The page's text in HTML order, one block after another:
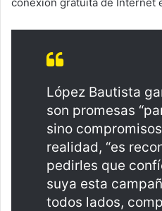
López Bautista
son promesas
sino
realidad, “es
pedirles que
suya esta
todos lados,